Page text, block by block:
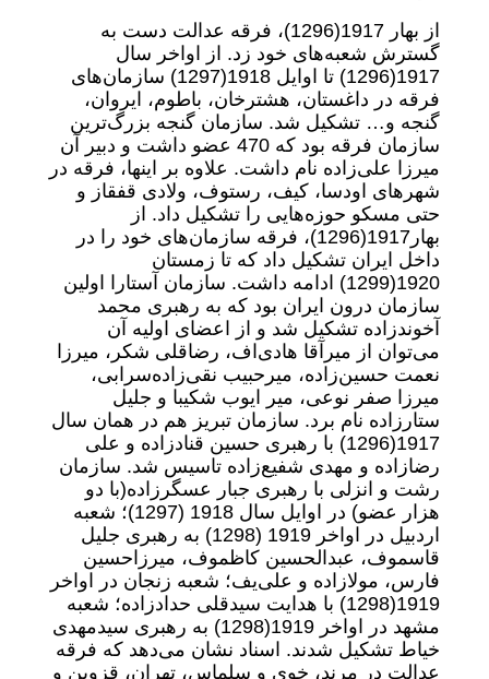
از بهار 1917‌(1296)، فرقه عدالت دست به
گسترش شعبه‌های خود زد. از اواخر سال
1917‌(1296) تا اوایل 1918‌(1297) سازمان‌های
فرقه در داغستان، هشترخان، باطوم، ایروان،
گنجه و… تشکیل شد. سازمان گنجه بزرگ‌ترین
سازمان فرقه بود که 470 عضو داشت و دبیر آن
میرزا علی‌زاده نام داشت. علاوه بر اینها، فرقه در
شهرهای اودسا، کیف، رستوف، ولادی قفقاز و
حتی مسکو حوزه‌هایی را تشکیل داد. از
بهار1917‌(1296)، فرقه سازمان‌های خود را در
داخل ایران تشکیل داد که تا زمستان
1920‌(1299) ادامه داشت. سازمان آستارا اولین
سازمان درون ایران بود که به رهبری محمد
آخوندزاده تشکیل شد و از اعضای اولیه آن
می‌توان از میرآقا هادی‌اف، رضا‌قلی شکر، میرزا
نعمت حسین‌زاده، میرحبیب نقی‌زاده‌سرابی،
میرزا صفر نوعی، میر ایوب شکیبا و جلیل
ستارزاده نام برد. سازمان تبریز هم در همان سال
1917‌(1296) با رهبری حسین قنادزاده و علی
رضازاده و مهدی شفیع‌زاده تاسیس شد. سازمان
رشت و انزلی با رهبری جبار عسگرزاده‌(با دو
هزار عضو) در اوایل سال 1918 (1297)؛ شعبه
اردبیل در اواخر 1919 (1298) به رهبری جلیل
قاسموف، عبدالحسین کاظموف، میرزاحسین
فارس، مولازاده و علی‌یف؛ شعبه زنجان در اواخر
1919‌(1298) با هدایت سیدقلی حدادزاده؛ شعبه
مشهد در اواخر 1919‌(1298) به رهبری سید‌مهدی
خیاط تشکیل شدند. اسناد نشان می‌دهد که فرقه
عدالت در مرند، خوی و سلماس، تهران، قزوین و